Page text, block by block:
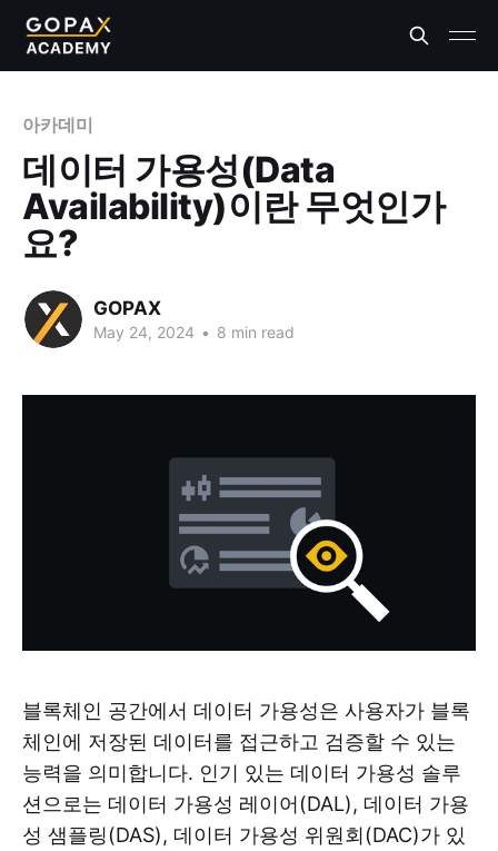
아카데미
데이터 가용성(Data
Availability)이란 무엇인가
요?
GOPAX
May 24, 2024 • 8 min read
블록체인 공간에서 데이터 가용성은 사용자가 블록
체인에 저장된 데이터를 접근하고 검증할 수 있는
능력을 의미합니다. 인기 있는 데이터 가용성 솔루
션으로는 데이터 가용성 레이어(DAL), 데이터 가용
성 샘플링(DAS), 데이터 가용성 위원회(DAC)가 있